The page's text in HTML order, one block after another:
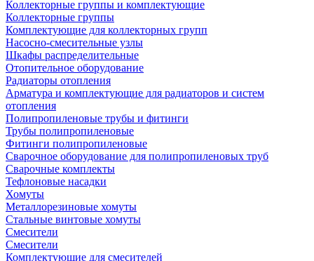
Коллекторные группы и комплектующие
Коллекторные группы
Комплектующие для коллекторных групп
Насосно-смесительные узлы
Шкафы распределительные
Отопительное оборудование
Радиаторы отопления
Арматура и комплектующие для радиаторов и систем
отопления
Полипропиленовые трубы и фитинги
Трубы полипропиленовые
Фитинги полипропиленовые
Сварочное оборудование для полипропиленовых труб
Сварочные комплекты
Тефлоновые насадки
Хомуты
Металлорезиновые хомуты
Стальные винтовые хомуты
Смесители
Смесители
Комплектующие для смесителей